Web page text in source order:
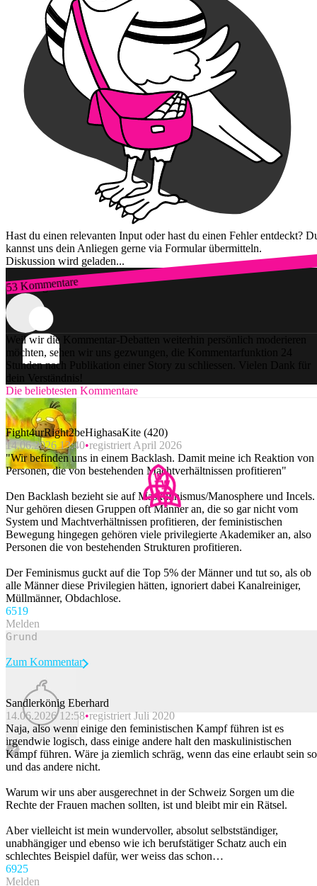
Hast du einen relevanten Input oder hast du einen Fehler entdeckt?
kannst uns dein Anliegen gerne via Formular übermitteln.
Diskussion wird geladen...
53 Kommentare
Zum Login
Weil wir die Kommentar-Debatten weiterhin persönlich moderieren
möchten, sehen wir uns gezwungen, die Kommentarfunktion 24
Stunden nach Publikation einer Story zu schliessen. Vielen Dank für
dein Verständnis!
Die beliebtesten Kommentare
Fight4urRight2beHighasaKite (420)
14.06.2026 13:40 registriert April 2026
"Wir befinden uns in einem Backlash. Damit meine ich Reaktion von
Personen, die von bestehenden Machtverhältnissen profitieren"
Den Backlash bezieht sie auf Maskulinismus/Manosphere und Incels.
Nur gehören diesen Gruppen oft Männer an, die so gar nicht vom
System und Machtverhältnissen profitieren, der feministischen
Bewegung hingegen gehören viele privilegierte Akademiker an, also
Personen die von bestehenden Strukturen profitieren.
Der Feminismus guckt auf die Top 5% der Männer und tut so, als ob
alle Männer diese Privilegien hätten, ignoriert dabei Kanalreiniger,
Müllmänner, Obdachlose.
6519
Melden
Beitrag melden
Zum Kommentar
Sandlerkönig Eberhard
14.06.2026 12:58 registriert Juli 2020
Naja, also wenn einige den feministischen Kampf führen ist es
irgendwie logisch, dass einige andere halt den maskulinistischen
Kampf führen. Wäre ja ziemlich schräg, wenn das eine erlaubt sein
und das andere nicht.
Warum wir uns aber ausgerechnet in der Schweiz Sorgen um die
Rechte der Frauen machen sollten, ist und bleibt mir ein Rätsel.
Aber vielleicht ist mein wundervoller, absolut selbstständiger,
unabhängiger und ebenso wie ich berufstätiger Schatz auch ein
schlechtes Beispiel dafür, wer weiss das schon…
6925
Melden